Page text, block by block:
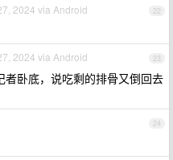
22
2024 via Android
23
2024 via Android
卧底，说吃剩的排骨又倒回去
24